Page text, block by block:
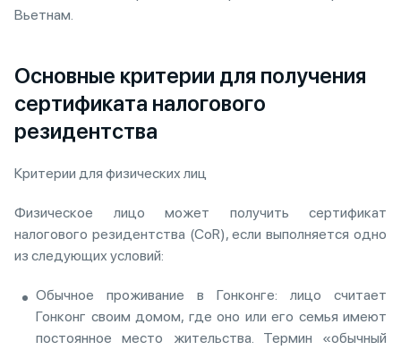
Вьетнам.
Основные критерии для получения
сертификата налогового
резидентства
Критерии для физических лиц
Физическое лицо может получить сертификат
налогового резидентства (CoR), если выполняется одно
из следующих условий:
Обычное проживание в Гонконге: лицо считает
Гонконг своим домом, где оно или его семья имеют
постоянное место жительства. Термин «обычный